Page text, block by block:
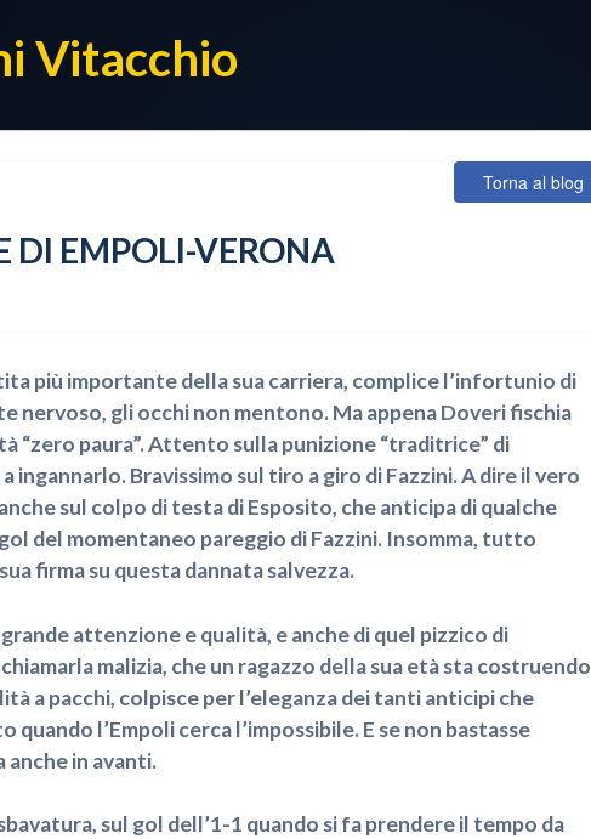
Vitacchio
Torna al blog
DI EMPOLI-VERONA
più importante della sua carriera, complice l’infortunio di
nervoso, gli occhi non mentono. Ma appena Doveri fischia
“zero paura”. Attento sulla punizione “traditrice” di
ingannarlo. Bravissimo sul tiro a giro di Fazzini. A dire il vero
sul colpo di testa di Esposito, che anticipa di qualche
del momentaneo pareggio di Fazzini. Insomma, tutto
firma su questa dannata salvezza.
attenzione e qualità, e anche di quel pizzico di
malizia, che un ragazzo della sua età sta costruendo
a pacchi, colpisce per l’eleganza dei tanti anticipi che
l’Empoli cerca l’impossibile. E se non bastasse
in avanti.
sul gol dell’1-1 quando si fa prendere il tempo da